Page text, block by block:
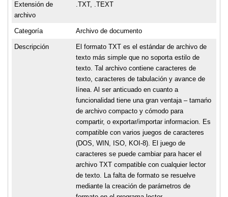
Extensión de
archivo
.TXT, .TEXT
Categoría Archivo de documento
Descripción
El formato TXT es el estándar de archivo de
texto más simple que no soporta estilo de
texto. Tal archivo contiene caracteres de
texto, caracteres de tabulación y avance de
línea. Al ser anticuado en cuanto a
funcionalidad tiene una gran ventaja – tamańo
de archivo compacto y cómodo para
compartir, o exportar/importar informacion. Es
compatible con varios juegos de caracteres
(DOS, WIN, ISO, KOI-8). El juego de
caracteres se puede cambiar para hacer el
archivo TXT compatible con cualquier lector
de texto. La falta de formato se resuelve
mediante la creación de parámetros de